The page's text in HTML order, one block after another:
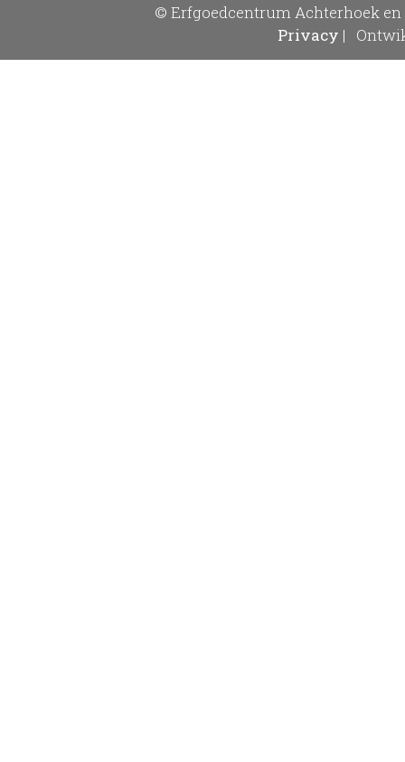
© Erfgoedcentrum Achterhoek en
Privacy |